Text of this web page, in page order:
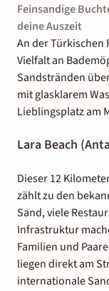
Feinsandige
deine Auszeit
An der Türkischen
Vielfalt an
Sandstränden
mit glasklarem
Lieblingsplatz am
Lara Beach
Dieser 12
zählt zu den
Sand, viele
Infrastruktur
Familien und
liegen direkt am
internationale